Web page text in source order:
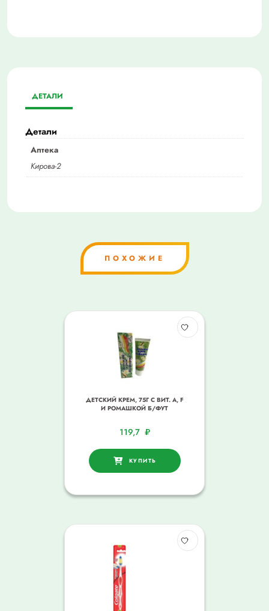
ДЕТАЛИ
Детали
Аптека
Кирова-2
ПОХОЖИЕ
ДЕТСКИЙ КРЕМ, 75Г С ВИТ. А, F
И РОМАШКОЙ Б/ФУТ
119,7 ₽
КУПИТЬ